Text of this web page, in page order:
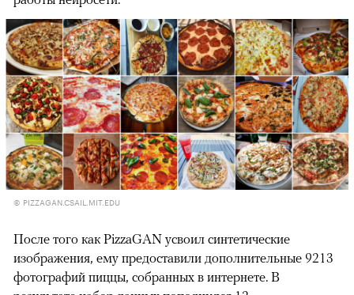
© PIZZAGAN.CSAIL.MIT.EDU
После того как PizzaGAN усвоил синтетические
изображения, ему предоставили дополнительные 9213
фотографий пиццы, собранных в интернете. В